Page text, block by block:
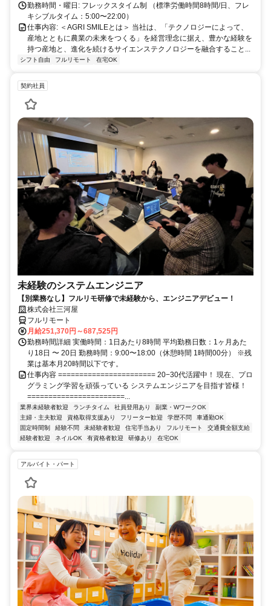
勤務時間・曜日: フレックスタイム制 （標準労働時間8時間/日、フレ
キシブルタイム：5:00〜22:00）
仕事内容: ＜AGRI SMILEとは＞ 当社は、「テクノロジーによって、
産地とともに農業の未来をつくる」を経営理念に据え、豊かな経験を
持つ産地と、進化を続けるサイエンステクノロジーを融合すること...
シフト自由 フルリモート 在宅OK
契約社員
未経験のシステムエンジニア
【別業務なし】フルリモ研修で未経験から、エンジニアデビュー！
株式会社三河屋
フルリモート
月給251,370円～687,525円
勤務時間詳細 実働時間：1日あたり8時間 平均勤務日数：1ヶ月あた
り18日 〜 20日 勤務時間：9:00〜18:00（休憩時間 1時間00分） ※残
業は基本月20時間以下です。
仕事内容 ======================= 20−30代活躍中！ 現在、プロ
グラミング学習を頑張っている システムエンジニアを目指す皆様！
=======================...
業界未経験者歓迎 ランチタイム 社員登用あり
副業・WワークOK
主婦・主夫歓迎
資格取得支援あり フリーター歓迎 学歴不問
車通勤OK
固定時間制
経験不問 未経験者歓迎 住宅手当あり フルリモート
交通費全額支給
経験者歓迎
ネイルOK 有資格者歓迎 研修あり 在宅OK
アルバイト・パート